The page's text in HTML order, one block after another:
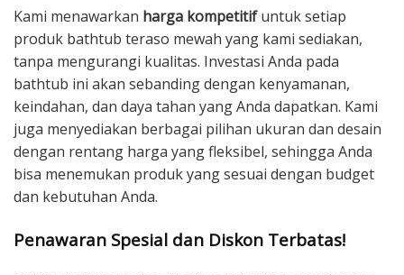
Kami menawarkan harga kompetitifuntuk setiap
produk bathtub teraso mewah yang kami sediakan,
tanpa mengurangi kualitas. Investasi Anda pada
bathtub ini akan sebanding dengan kenyamanan,
keindahan, dan daya tahan yang Anda dapatkan. Kami
juga menyediakan berbagai pilihan ukuran dan desain
dengan rentang harga yang fleksibel, sehingga Anda
bisa menemukan produk yang sesuai dengan budget
dan kebutuhan Anda.
Penawaran Spesial dan Diskon Terbatas!